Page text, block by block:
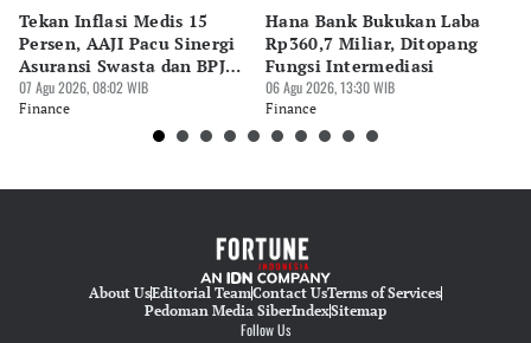
Tekan Inflasi Medis 15
Persen, AAJI Pacu Sinergi
Asuransi Swasta dan BPJS
Kesehatan
07 Agu 2026, 08:02 WIB
Finance
Hana Bank Bukukan Laba
Rp360,7 Miliar, Ditopang
Fungsi Intermediasi
06 Agu 2026, 13:30 WIB
Finance
About UsEditorial TeamContact UsTerms of Services
Pedoman Media SiberIndexSitemap
Follow Us